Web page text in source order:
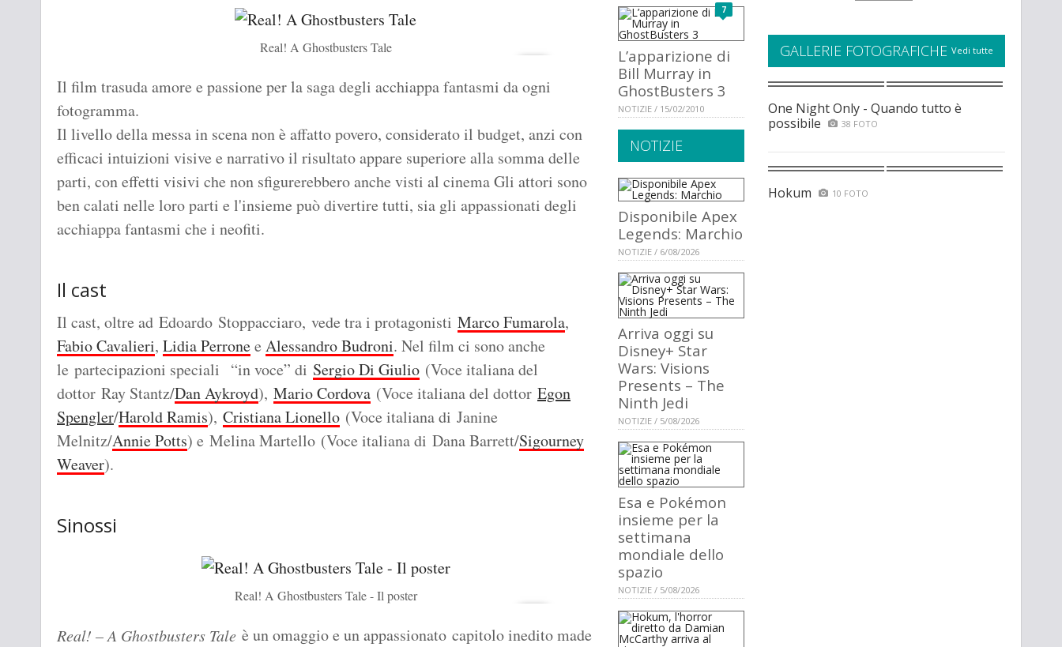
Real! A Ghostbusters Tale
Il film trasuda amore e passione per la saga degli acchiappa fantasmi da ogni
fotogramma.
Il livello della messa in scena non è affatto povero, considerato il budget, anzi con
efficaci intuizioni visive e narrativo il risultato appare superiore alla somma delle
parti, con effetti visivi che non sfigurerebbero anche visti al cinema Gli attori sono
ben calati nelle loro parti e l'insieme può divertire tutti, sia gli appassionati degli
acchiappa fantasmi che i neofiti.
Il cast
Il cast, oltre ad Edoardo Stoppacciaro, vede tra i protagonisti Marco Fumarola,
Fabio Cavalieri, Lidia Perronee Alessandro Budroni. Nel film ci sono anche
le partecipazioni speciali “in voce” di Sergio Di Giulio (Voce italiana del
dottor Ray Stantz/Dan Aykroyd), Mario Cordova (Voce italiana del dottor Egon
Spengler/Harold Ramis), Cristiana Lionello (Voce italiana di Janine
Melnitz/Annie Potts) e Melina Martello (Voce italiana di Dana Barrett/Sigourney
Weaver).
Sinossi
Real! A Ghostbusters Tale - Il poster
Real! – A Ghostbusters Tale è un omaggio e un appassionato capitolo inedito made
7
L’apparizione di
Bill Murray in
GhostBusters 3
NOTIZIE / 15/02/2010
NOTIZIE
Disponibile Apex
Legends: Marchio
NOTIZIE / 6/08/2026
Arriva oggi su
Disney+ Star
Wars: Visions
Presents – The
Ninth Jedi
NOTIZIE / 5/08/2026
Esa e Pokémon
insieme per la
settimana
mondiale dello
spazio
NOTIZIE / 5/08/2026
GALLERIE FOTOGRAFICHE Vedi tutte
One Night Only - Quando tutto è
possibile
38 FOTO
Hokum 10 FOTO